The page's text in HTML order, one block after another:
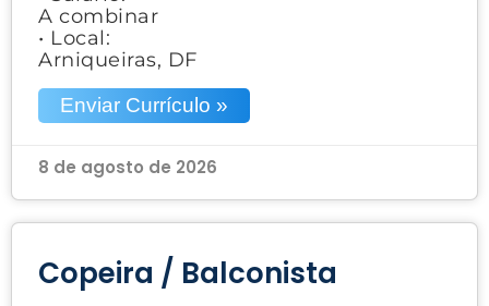
A combinar
• Local:
Arniqueiras, DF
Enviar Currículo »
8 de agosto de 2026
Copeira / Balconista